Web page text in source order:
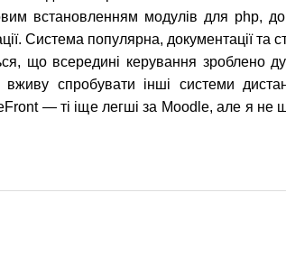
встановленням модулів для php,
Система популярна, документації та
що всередині керування зроблено
спробувати інші системи
— ті іще легші за Moodle, але я